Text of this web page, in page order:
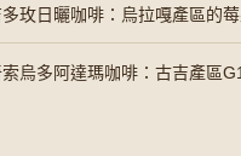
玫日曬咖啡：烏拉嘎產區的
烏多阿達瑪咖啡：古吉產區